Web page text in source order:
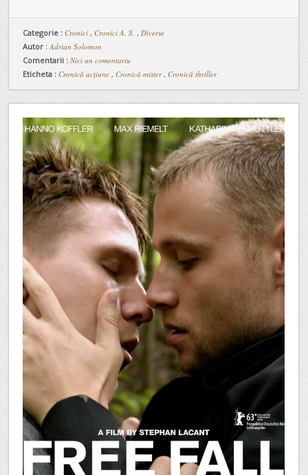
Categorie : Cronici , Cronici A. S. , Diverse
Autor : Adrian Solomon
Comentarii : Nici un comentariu
Eticheta : Cronică acțiune , Cronică mister, Cronică thriller